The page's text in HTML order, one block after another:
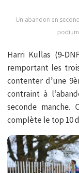
Un abandon en
Harri Kullas (9-
remportant les
contenter d’une
contraint à
seconde manche.
complète le top 10